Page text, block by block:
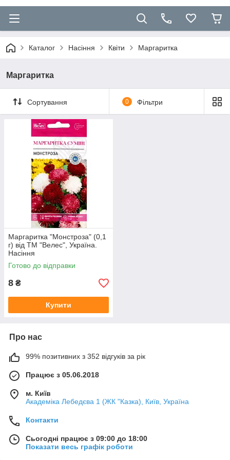
Каталог Насіння Квіти Маргаритка
Маргаритка
Сортування 0 Фільтри
Маргаритка "Монстроза" (0,1
г) від ТМ "Велес", Україна.
Насіння
Готово до відправки
8 ₴
Купити
Про нас
99% позитивних з 352 відгуків за рік
Працює з 05.06.2018
м. Київ
Академіка Лебедєва 1 (ЖК "Казка), Київ, Україна
Контакти
Сьогодні працює з 09:00 до 18:00
Показати весь графік роботи